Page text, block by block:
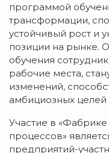
программой
трансформации,
устойчивый рост и
позиции на рынке.
обучения
рабочие места,
изменений,
амбициозных целей
Участие в
процессов»
предприятий-